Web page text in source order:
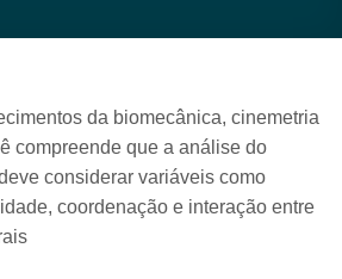
da biomecânica, cinemetria
compreende que a análise do
considerar variáveis como
coordenação e interação entre